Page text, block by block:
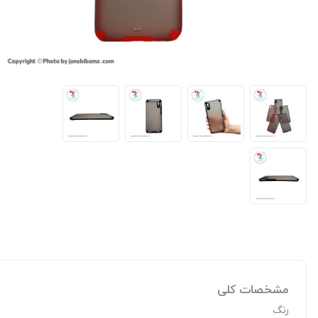
مشخصات کلی
رنگ